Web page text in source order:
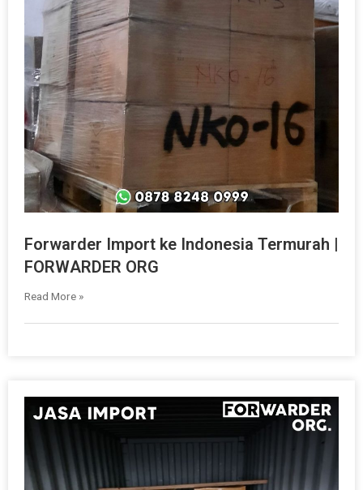
Forwarder Import ke Indonesia Termurah |
FORWARDER ORG
Read More »